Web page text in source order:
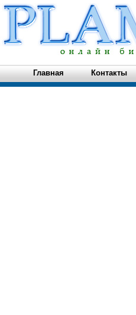
Главная Контакты